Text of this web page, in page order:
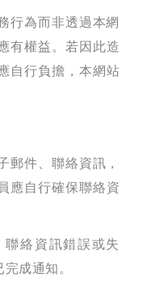
行為而非透過本網
有權益。若因此造
自行負擔，本網站
郵件、聯絡資訊，
應自行確保聯絡資
絡資訊錯誤或失
成通知。